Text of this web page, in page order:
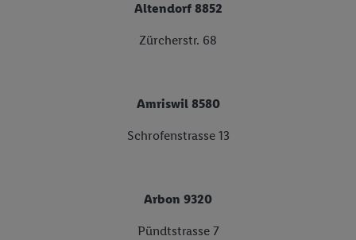
Altendorf 8852
Zürcherstr. 68
Amriswil 8580
Schrofenstrasse 13
Arbon 9320
Pündtstrasse 7